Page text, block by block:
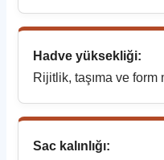
Hadve yüksekliği:
Rijitlik, taşıma ve form
Sac kalınlığı: